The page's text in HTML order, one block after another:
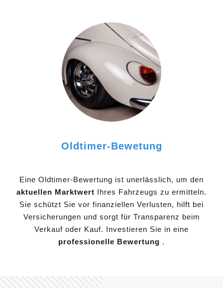
Oldtimer-Bewetung
Eine Oldtimer-Bewertung ist unerlässlich, um den
aktuellen Marktwert Ihres Fahrzeugs zu ermitteln.
Sie schützt Sie vor finanziellen Verlusten, hilft bei
Versicherungen und sorgt für Transparenz beim
Verkauf oder Kauf. Investieren Sie in eine
professionelle Bewertung .